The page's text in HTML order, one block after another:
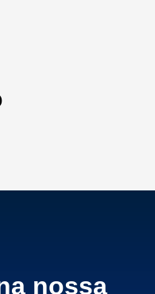
nossa